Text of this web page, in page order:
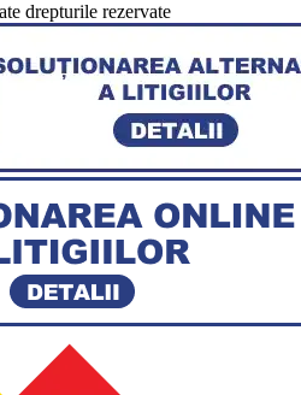
drepturile rezervate